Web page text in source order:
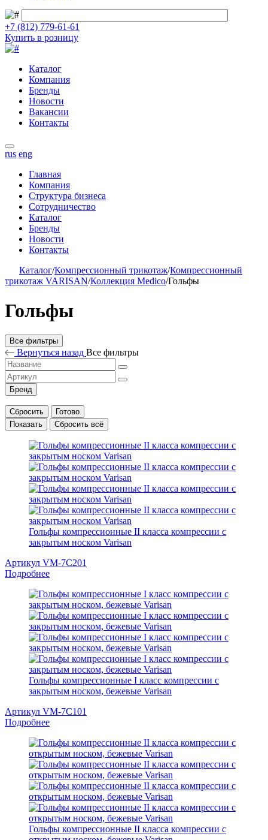
+7 (812) 779-61-61
Купить в розницу
Каталог
Компания
Бренды
Новости
Вакансии
Контакты
rus eng
Главная
Компания
Структура бизнеса
Сотрудничество
Каталог
Бренды
Новости
Контакты
Каталог/Компрессионный трикотаж/Компрессионный
трикотаж VARISAN/Коллекция Medico/Гольфы
Гольфы
Все фильтры
Вернуться назад Все фильтры
Бренд
Сбросить
Готово
Показать
Сбросить всё
Гольфы компрессионные II класса компрессии c
закрытым носком Varisan
Артикул VM-7С201
Подробнее
Гольфы компрессионные I класс компрессии с
закрытым носком, бежевые Varisan
Артикул VM-7С101
Подробнее
Гольфы компрессионные II класса компрессии с